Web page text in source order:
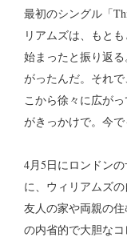
最初のシングル「
リアムズは、もと
始まったと振り返
がったんだ。それ
こから徐々に広が
がきっかけで。今で
4月5日にロンドン
に、ウィリアムズ
友人の家や両親の
の内省的で大胆な